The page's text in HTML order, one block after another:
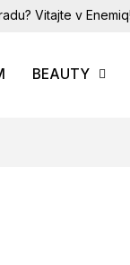
Vitajte v Enemiq!
BEAUTY